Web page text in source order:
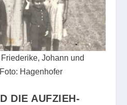
Johann und
Hagenhofer
DIE AUFZIEH-